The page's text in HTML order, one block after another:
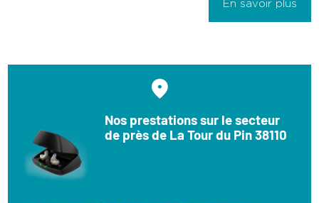
En savoir plus
Nos prestations sur le secteur
de près de La Tour du Pin 38110